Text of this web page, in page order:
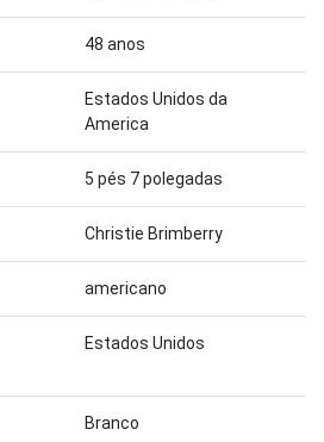
48 anos
Estados Unidos da
America
5 pés 7 polegadas
Christie Brimberry
americano
Estados Unidos
Branco